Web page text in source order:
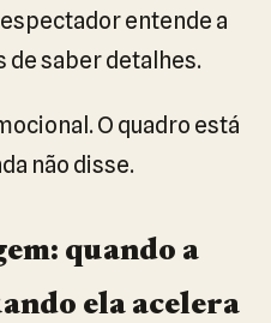
entende a
de saber detalhes.
O quadro está
não disse.
quando a
ela acelera